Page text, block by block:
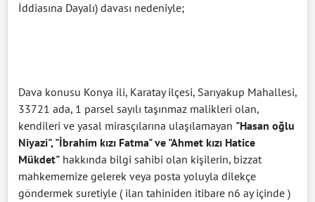
İddiasına Dayalı) davası nedeniyle;
Dava konusu Konya ili, Karatay ilçesi, Sarıyakup Mahallesi,
33721 ada, 1 parsel sayılı taşınmaz malikleri olan,
kendileri ve yasal mirasçılarına ulaşılamayan "Hasan oğlu
Niyazi", "İbrahim kızı Fatma" ve "Ahmet kızı Hatice
Mükdet" hakkında bilgi sahibi olan kişilerin, bizzat
mahkememize gelerek veya posta yoluyla dilekçe
göndermek suretiyle ( ilan tahiniden itibare n6 ay içinde )